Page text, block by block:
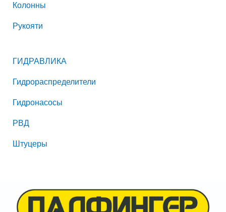
Колонны
Рукояти
ГИДРАВЛИКА
Гидрораспределители
Гидронасосы
РВД
Штуцеры